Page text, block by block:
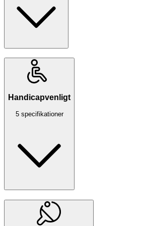
Handicapvenligt
5 specifikationer